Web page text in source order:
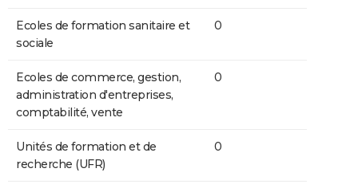
Ecoles de formation sanitaire et
sociale
0
Ecoles de commerce, gestion,
administration d'entreprises,
comptabilité, vente
0
Unités de formation et de
recherche (UFR)
0